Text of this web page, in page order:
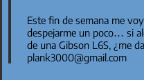
Este fin de semana me
despejarme un poco… si
de una Gibson L6S, ¿me
plank3000@gmail.com